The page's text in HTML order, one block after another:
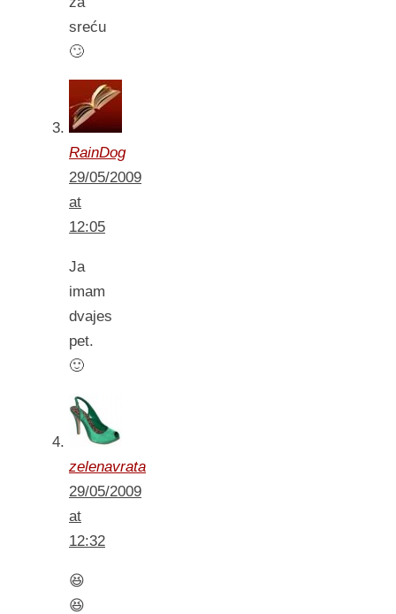
sreću
🙄
RainDog
29/05/2009
at
12:05
Ja
imam
dvajes
pet.
🙂
zelenavrata
29/05/2009
at
12:32
😆
😆